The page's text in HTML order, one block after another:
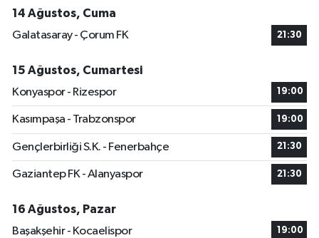
14 Ağustos, Cuma
Galatasaray - Çorum FK
21:30
15 Ağustos, Cumartesi
Konyaspor - Rizespor
19:00
Kasımpaşa - Trabzonspor 19:00
Gençlerbirliği S.K. - Fenerbahçe 21:30
Gaziantep FK - Alanyaspor 21:30
16 Ağustos, Pazar
Başakşehir - Kocaelispor
19:00